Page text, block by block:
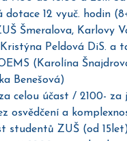
dotace 12 vyuč. hodin
Šmeralova, Karlovy
Peldová DiS. a
(Karolína
Benešová)
celou účast / 2100- za
osvědčení a
studentů ZUŠ (od